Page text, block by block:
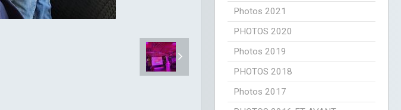
Photos 2021
PHOTOS 2020
Photos 2019
PHOTOS 2018
Photos 2017